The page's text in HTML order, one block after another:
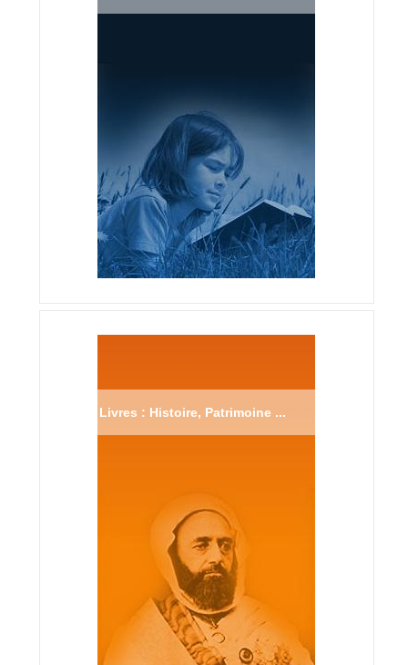
Livres : Histoire, Patrimoine ...